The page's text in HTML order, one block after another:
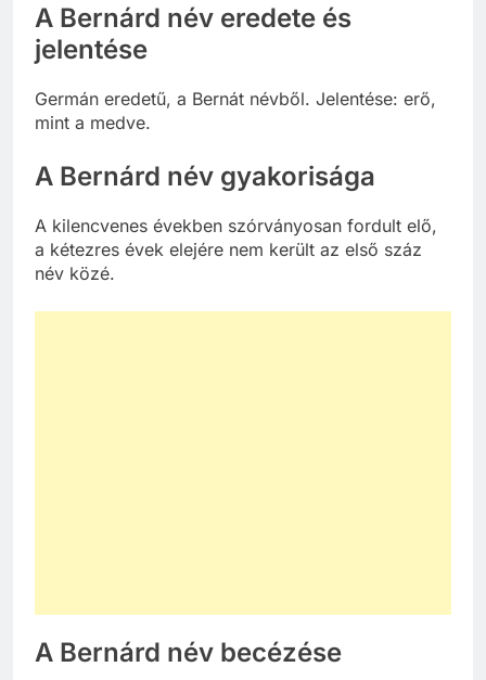
A Bernárd név eredete és
jelentése
Germán eredetű, a Bernát névből. Jelentése: erő,
mint a medve.
A Bernárd név gyakorisága
A kilencvenes években szórványosan fordult elő,
a kétezres évek elejére nem került az első száz
név közé.
A Bernárd név becézése